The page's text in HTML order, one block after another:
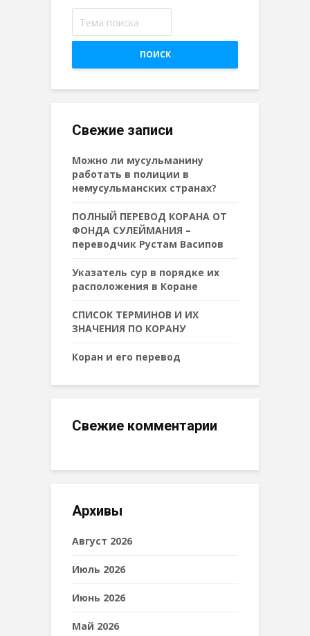
ПОИСК
Свежие записи
Можно ли мусульманину
работать в полиции в
немусульманских странах?
ПОЛНЫЙ ПЕРЕВОД КОРАНА ОТ
ФОНДА СУЛЕЙМАНИЯ –
переводчик Рустам Васипов
Указатель сур в порядке их
расположения в Коране
СПИСОК ТЕРМИНОВ И ИХ
ЗНАЧЕНИЯ ПО КОРАНУ
Коран и его перевод
Свежие комментарии
Архивы
Август 2026
Июль 2026
Июнь 2026
Май 2026